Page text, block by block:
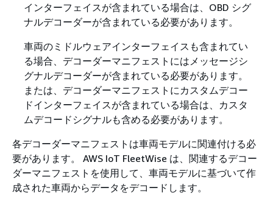
インターフェイスが含まれている場合は、OBD シグ
ナルデコーダーが含まれている必要があります。
車両のミドルウェアインターフェイスも含まれてい
る場合、デコーダーマニフェストにはメッセージシ
グナルデコーダーが含まれている必要があります。
または、デコーダーマニフェストにカスタムデコー
ドインターフェイスが含まれている場合は、カスタ
ムデコードシグナルも含める必要があります。
各デコーダーマニフェストは車両モデルに関連付ける必
要があります。 AWS IoT FleetWise は、関連するデコー
ダーマニフェストを使用して、車両モデルに基づいて作
成された車両からデータをデコードします。